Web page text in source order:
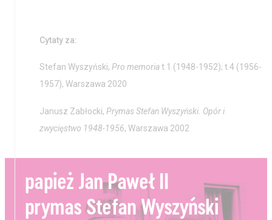
Cytaty za:
Stefan Wyszyński, Pro memoriat.1 (1948-1952); t.4 (1956-
1957), Warszawa 2020
Janusz Zabłocki, Prymas Stefan Wyszyński. Opór i
zwycięstwo 1948-1956, Warszawa 2002
papież Jan Paweł II
prymas Stefan Wyszyński